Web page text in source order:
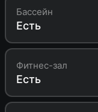
Бассейн
Есть
Фитнес-зал
Есть